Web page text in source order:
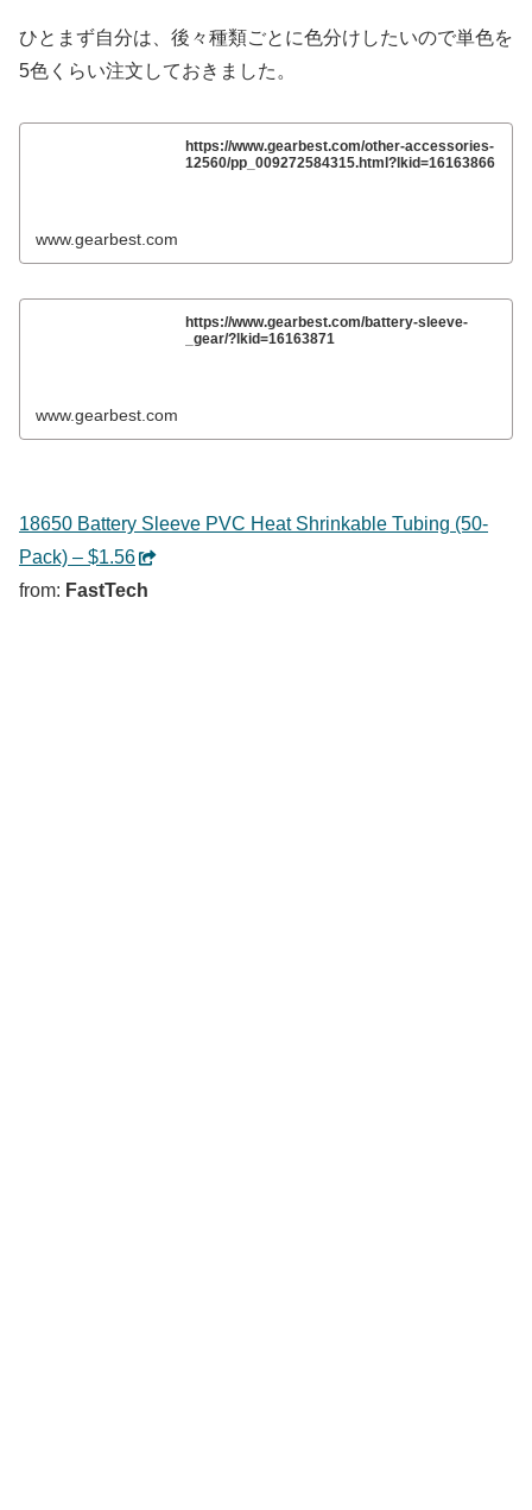
ひとまず自分は、後々種類ごとに色分けしたいので単色を
5色くらい注文しておきました。
https://www.gearbest.com/other-accessories-
12560/pp_009272584315.html?lkid=16163866
www.gearbest.com
https://www.gearbest.com/battery-sleeve-
_gear/?lkid=16163871
www.gearbest.com
18650 Battery Sleeve PVC Heat Shrinkable Tubing (50-
Pack) – $1.56
from: FastTech